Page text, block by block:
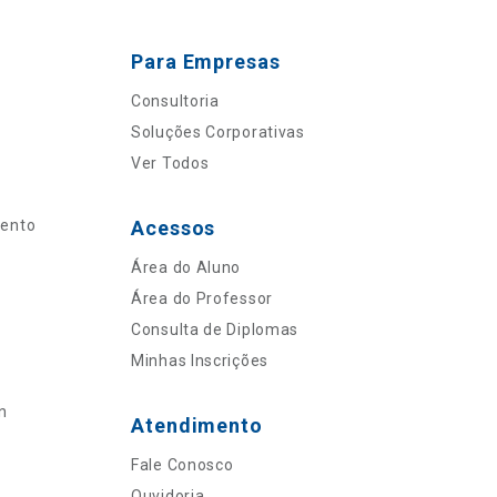
Para Empresas
Consultoria
Soluções Corporativas
Ver Todos
Acessos
Área do Aluno
Área do Professor
Consulta de Diplomas
Minhas Inscrições
Atendimento
Fale Conosco